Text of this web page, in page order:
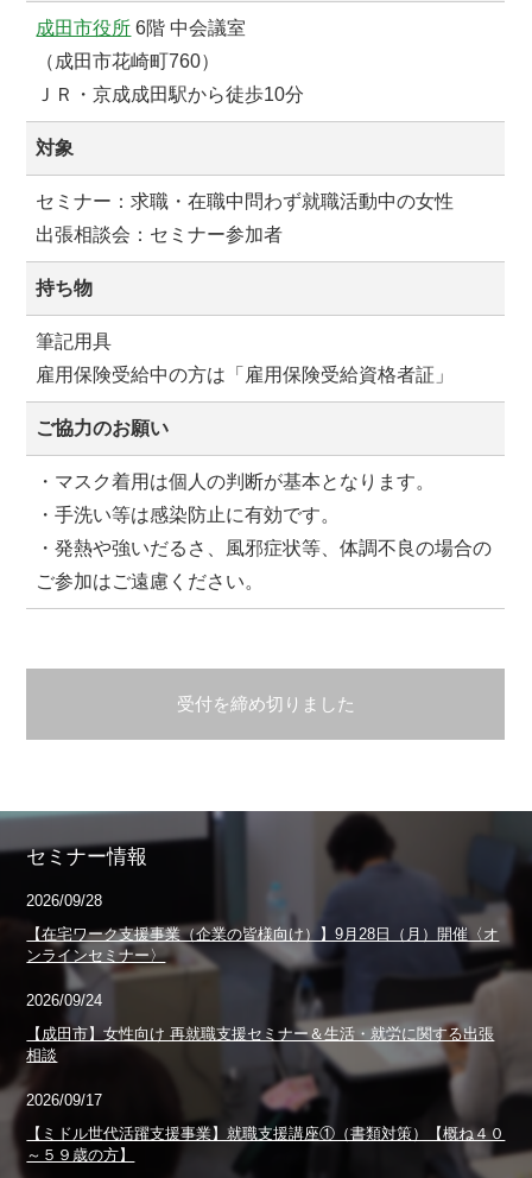
成田市役所 6階 中会議室
（成田市花崎町760）
ＪＲ・京成成田駅から徒歩10分
対象
セミナー：求職・在職中問わず就職活動中の女性
出張相談会：セミナー参加者
持ち物
筆記用具
雇用保険受給中の方は「雇用保険受給資格者証」
ご協力のお願い
・マスク着用は個人の判断が基本となります。
・手洗い等は感染防止に有効です。
・発熱や強いだるさ、風邪症状等、体調不良の場合の
ご参加はご遠慮ください。
受付を締め切りました
セミナー情報
2026/09/28
【在宅ワーク支援事業（企業の皆様向け）】9月28日（月）開催〈オ
ンラインセミナー〉
2026/09/24
【成田市】女性向け 再就職支援セミナー＆生活・就労に関する出張
相談
2026/09/17
【ミドル世代活躍支援事業】就職支援講座①（書類対策）【概ね４０
～５９歳の方】